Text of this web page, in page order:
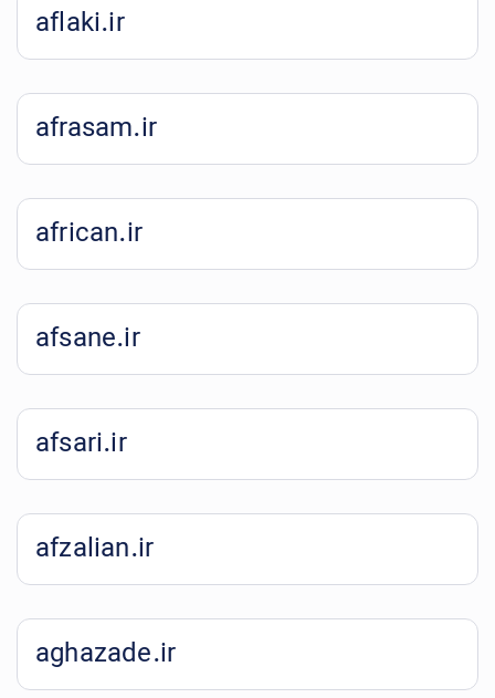
aflaki.ir
afrasam.ir
african.ir
afsane.ir
afsari.ir
afzalian.ir
aghazade.ir